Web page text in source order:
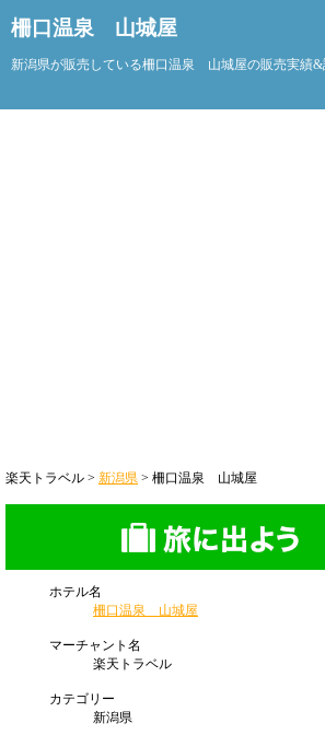
柵口温泉 山城屋
新潟県が販売している柵口温泉 山城屋の販売実績&
楽天トラベル > 新潟県 > 柵口温泉 山城屋
ホテル名
柵口温泉 山城屋
マーチャント名
楽天トラベル
カテゴリー
新潟県